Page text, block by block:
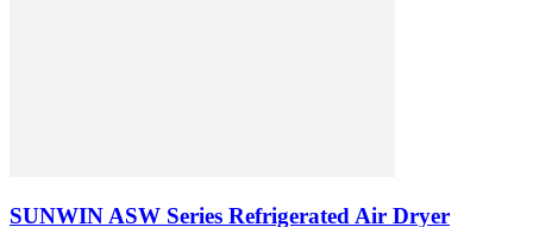
SUNWIN ASW Series Refrigerated Air Dryer